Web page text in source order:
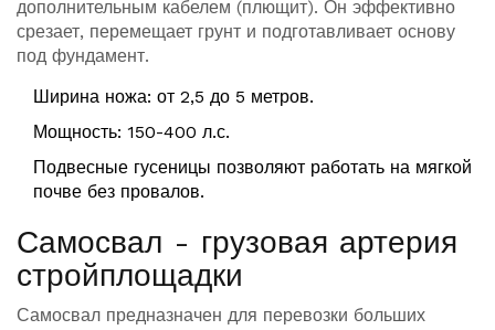
дополнительным кабелем (плющит). Он эффективно
срезает, перемещает грунт и подготавливает основу
под фундамент.
Ширина ножа: от 2,5 до 5 метров.
Мощность: 150-400 л.с.
Подвесные гусеницы позволяют работать на мягкой
почве без провалов.
Самосвал - грузовая артерия
стройплощадки
Самосвал предназначен для перевозки больших